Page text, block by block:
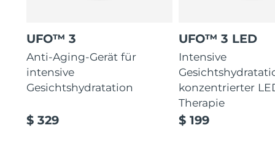
UFO™ 3
Anti-Aging-Gerät für
intensive
Gesichtshydratation
$ 329
UFO™ 3 LED
Intensive
konzentrierter
Therapie
$ 199